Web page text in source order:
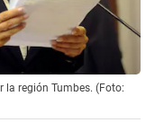
la región Tumbes. (Foto: